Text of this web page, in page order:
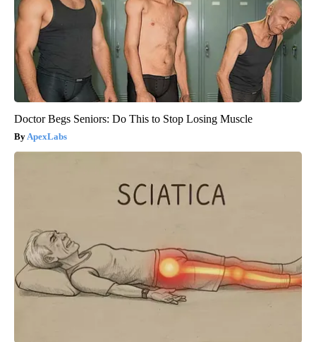
Doctor Begs Seniors: Do This to Stop Losing Muscle
ApexLabs